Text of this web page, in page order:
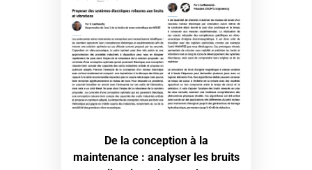
De la conception à la
maintenance : analyser les bruits